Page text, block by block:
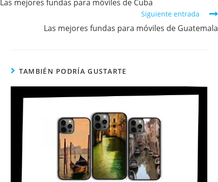
Las mejores fundas para móviles de Cuba
Siguiente entrada
Las mejores fundas para móviles de Guatemala
TAMBIÉN PODRÍA GUSTARTE